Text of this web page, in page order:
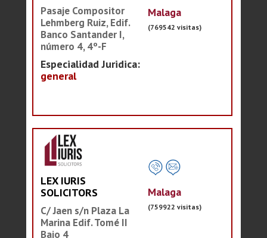
Pasaje Compositor
Lehmberg Ruiz, Edif.
Banco Santander I,
número 4, 4º-F
Especialidad Juridica:
general
Malaga
(769542 visitas)
LEX IURIS
SOLICITORS
C/ Jaen s/n Plaza La
Marina Edif. Tomé II
Bajo 4
Malaga
(759922 visitas)